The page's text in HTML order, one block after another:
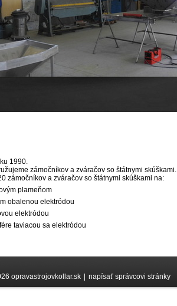
1990.
zámočníkov a zváračov so štátnymi skúškami.
zámočníkov a zváračov so štátnymi skúškami na:
plameňom
obalenou elektródou
elektródou
taviacou sa elektródou
opravastrojovkollar.sk napísať správcovi stránky